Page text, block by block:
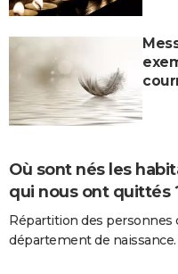
Où sont nés les
qui nous ont quittés
Répartition des personnes
département de naissance.